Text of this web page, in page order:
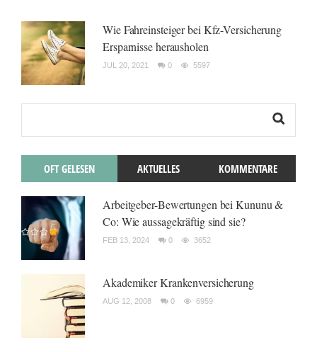
Wie Fahreinsteiger bei Kfz-Versicherung
Ersparnisse herausholen
JUL 20, 2021 0 5597
OFT GELESEN AKTUELLES KOMMENTARE
Arbeitgeber-Bewertungen bei Kununu &
Co: Wie aussagekräftig sind sie?
FEB 13, 2024 0 3652
Akademiker Krankenversicherung
AUG 12, 2008 0 6959